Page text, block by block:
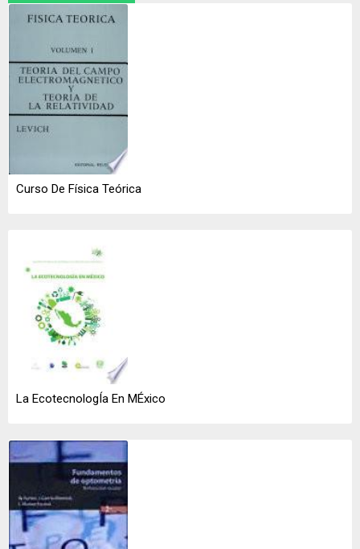
Curso De Física Teórica
La EcotecnologÍa En MÉxico